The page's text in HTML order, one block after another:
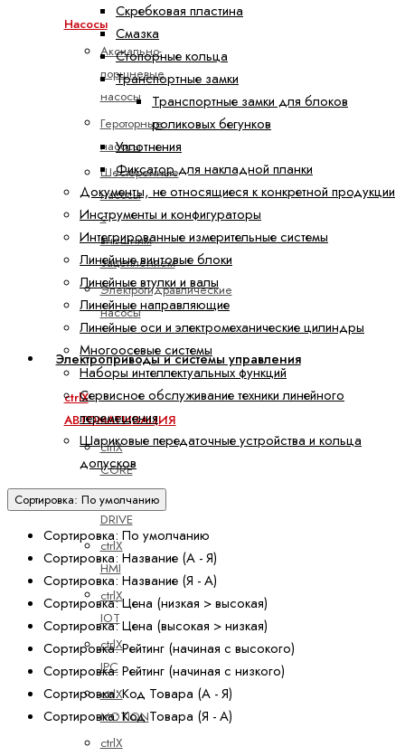
Насосы
Аксиально-
поршневые
насосы
Героторные
насосы
Шестеренные
насосы
с
внешним
зацеплением
Электрогидравлические
насосы
Электроприводы и системы управления
ctrlX
АВТОМАТИЗАЦИЯ
ctrlX
CORE
ctrlX
DRIVE
ctrlX
HMI
ctrlX
IOT
ctrlX
IPC
ctrlX
MOTION
ctrlX
Скребковая пластина
Смазка
Стопорные кольца
Транспортные замки
Транспортные замки для блоков
роликовых бегунков
Уплотнения
Фиксатор для накладной планки
Документы, не относящиеся к конкретной продукции
Инструменты и конфигураторы
Интегрированные измерительные системы
Линейные винтовые блоки
Линейные втулки и валы
Линейные направляющие
Линейные оси и электромеханические цилиндры
Многоосевые системы
Наборы интеллектуальных функций
Сервисное обслуживание техники линейного
перемещения
Шариковые передаточные устройства и кольца
допусков
Сортировка: По умолчанию
Сортировка: По умолчанию
Сортировка: Название (А - Я)
Сортировка: Название (Я - А)
Сортировка: Цена (низкая > высокая)
Сортировка: Цена (высокая > низкая)
Сортировка: Рейтинг (начиная с высокого)
Сортировка: Рейтинг (начиная с низкого)
Сортировка: Код Товара (А - Я)
Сортировка: Код Товара (Я - А)